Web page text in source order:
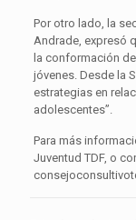
Por otro lado, la
Andrade, expresó
la conformación
jóvenes. Desde la
estrategias en
adolescentes”.
Para más
Juventud TDF, o